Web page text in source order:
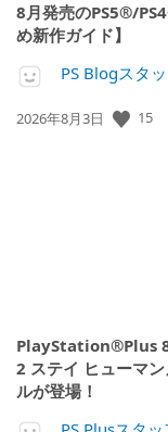
8月発売のPS5®/
め新作ガイド】
PS Blogスタ
公
2026年8月3日 15
PlayStation®Plus 8
2 ステイ ヒューマ
ルが登場！